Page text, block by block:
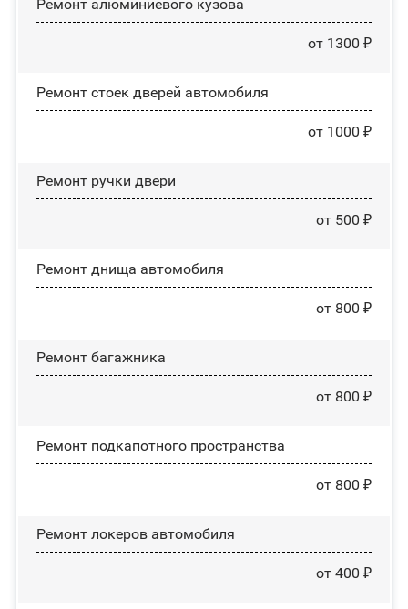
Ремонт алюминиевого кузова
от 1300 ₽
Ремонт стоек дверей автомобиля
от 1000 ₽
Ремонт ручки двери
от 500 ₽
Ремонт днища автомобиля
от 800 ₽
Ремонт багажника
от 800 ₽
Ремонт подкапотного пространства
от 800 ₽
Ремонт лoĸepoв автомобиля
от 400 ₽